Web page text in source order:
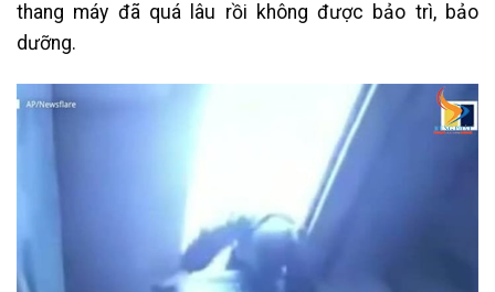
thang máy đã quá lâu rồi không được bảo trì, bảo
dưỡng.